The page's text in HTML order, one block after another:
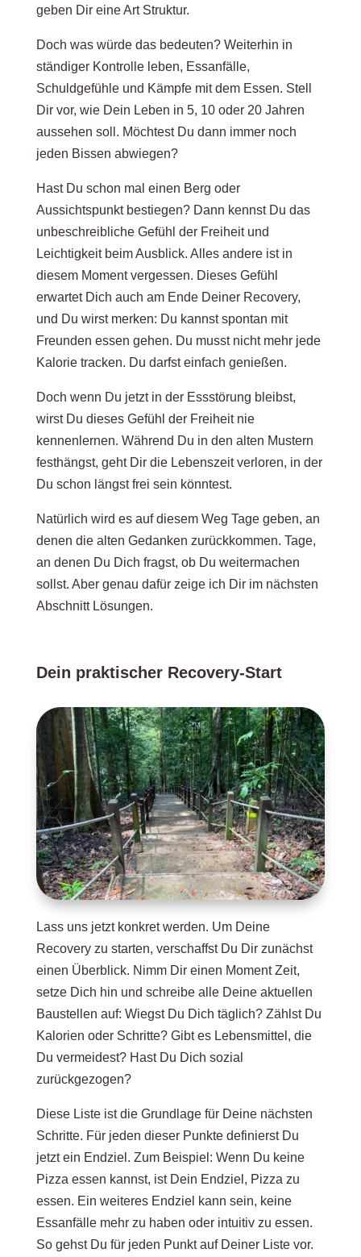
geben Dir eine Art Struktur.
Doch was würde das bedeuten? Weiterhin in
ständiger Kontrolle leben, Essanfälle,
Schuldgefühle und Kämpfe mit dem Essen. Stell
Dir vor, wie Dein Leben in 5, 10 oder 20 Jahren
aussehen soll. Möchtest Du dann immer noch
jeden Bissen abwiegen?
Hast Du schon mal einen Berg oder
Aussichtspunkt bestiegen? Dann kennst Du das
unbeschreibliche Gefühl der Freiheit und
Leichtigkeit beim Ausblick. Alles andere ist in
diesem Moment vergessen. Dieses Gefühl
erwartet Dich auch am Ende Deiner Recovery,
und Du wirst merken: Du kannst spontan mit
Freunden essen gehen. Du musst nicht mehr jede
Kalorie tracken. Du darfst einfach genießen.
Doch wenn Du jetzt in der Essstörung bleibst,
wirst Du dieses Gefühl der Freiheit nie
kennenlernen. Während Du in den alten Mustern
festhängst, geht Dir die Lebenszeit verloren, in der
Du schon längst frei sein könntest.
Natürlich wird es auf diesem Weg Tage geben, an
denen die alten Gedanken zurückkommen. Tage,
an denen Du Dich fragst, ob Du weitermachen
sollst. Aber genau dafür zeige ich Dir im nächsten
Abschnitt Lösungen.
Dein praktischer Recovery-Start
Lass uns jetzt konkret werden. Um Deine
Recovery zu starten, verschaffst Du Dir zunächst
einen Überblick. Nimm Dir einen Moment Zeit,
setze Dich hin und schreibe alle Deine aktuellen
Baustellen auf: Wiegst Du Dich täglich? Zählst Du
Kalorien oder Schritte? Gibt es Lebensmittel, die
Du vermeidest? Hast Du Dich sozial
zurückgezogen?
Diese Liste ist die Grundlage für Deine nächsten
Schritte. Für jeden dieser Punkte definierst Du
jetzt ein Endziel. Zum Beispiel: Wenn Du keine
Pizza essen kannst, ist Dein Endziel, Pizza zu
essen. Ein weiteres Endziel kann sein, keine
Essanfälle mehr zu haben oder intuitiv zu essen.
So gehst Du für jeden Punkt auf Deiner Liste vor.